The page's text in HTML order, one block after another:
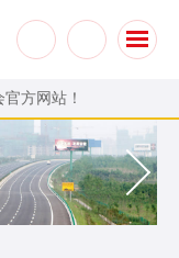
方网站！